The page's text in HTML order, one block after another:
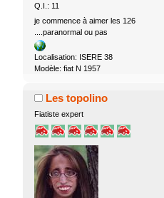
Q.I.: 11
je commence à aimer les 126
....paranormal ou pas
Localisation: ISERE 38
Modèle: fiat N 1957
Les topolino
Fiatiste expert